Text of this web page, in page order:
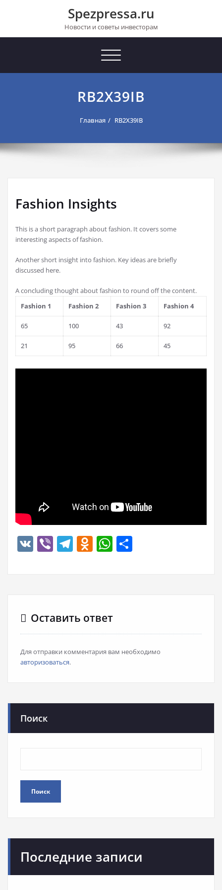
Spezpressa.ru
Новости и советы инвесторам
Toggle
RB2X39IB
Главная RB2X39IB
Fashion Insights
This is a short paragraph about fashion. It covers some
interesting aspects of fashion.
Another short insight into fashion. Key ideas are briefly
discussed here.
A concluding thought about fashion to round off the content.
Fashion 1
Fashion 2 Fashion 3 Fashion 4
65 100 43 92
21 95 66 45
VK ViberTelegram
Odnoklassniki
WhatsApp
Оставить ответ
Для отправки комментария вам необходимо
авторизоваться.
Поиск
Поиск
Последние записи